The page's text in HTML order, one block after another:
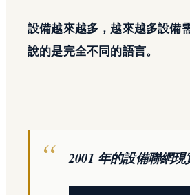
設備越來越多，越來越多設備
說的是完全不同的語言。
2001 年的設備聯網現